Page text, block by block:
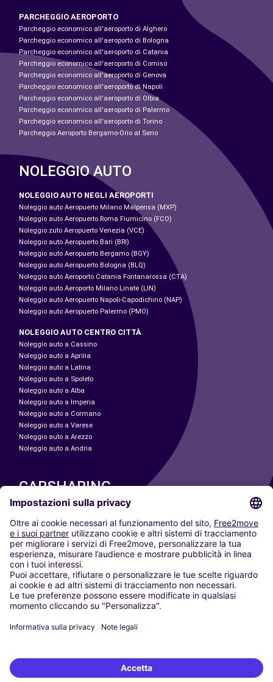
PARCHEGGIO AEROPORTO
Parcheggio economico all'aeroporto di Alghero
Parcheggio economico all'aeroporto di Bologna
Parcheggio economico all'aeroporto di Catania
Parcheggio economico all'aeroporto di Comiso
Parcheggio economico all'aeroporto di Genova
Parcheggio economico all'aeroporto di Napoli
Parcheggio economico all'aeroporto di Olbia
Parcheggio economico all'aeroporto di Palermo
Parcheggio economico all'aeroporto di Torino
Parcheggio Aeroporto Bergamo-Orio al Serio
NOLEGGIO AUTO
NOLEGGIO AUTO NEGLI AEROPORTI
Noleggio auto Aeropuerto Milano Malpensa (MXP)
Noleggio auto Aeropuerto Roma Fiumicino (FCO)
Noleggio zuto Aeropuerto Venezia (VCE)
Noleggio auto Aeropuerto Bari (BRI)
Noleggio auto Aeropuerto Bergamo (BGY)
Noleggio auto Aeropuerto Bologna (BLQ)
Noleggio auto Aeroporto Catania Fontanarossa (CTA)
Noleggio auto Aeroporto Milano Linate (LIN)
Noleggio auto Aeropuerto Napoli-Capodichino (NAP)
Noleggio auto Aeropuerto Palermo (PMO)
NOLEGGIO AUTO CENTRO CITTÀ
Noleggio auto a Cassino
Noleggio auto a Aprilia
Noleggio auto a Latina
Noleggio auto a Spoleto
Noleggio auto a Alba
Noleggio auto a Imperia
Noleggio auto a Cormano
Noleggio auto a Varese
Noleggio auto a Arezzo
Noleggio auto a Andria
CARSHARING
LE NOSTRE CITTÀ
Paris
Madrid
Washington DC
Milano
Roma
Torino
Vienna
Berlino
Düsseldorf